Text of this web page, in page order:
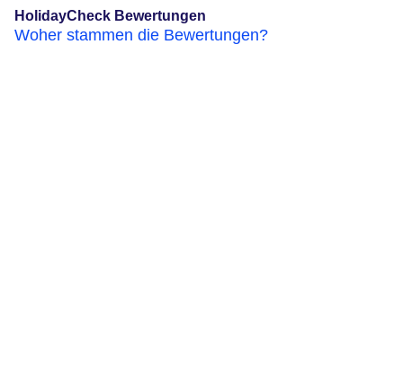
HolidayCheck Bewertungen
Woher stammen die Bewertungen?